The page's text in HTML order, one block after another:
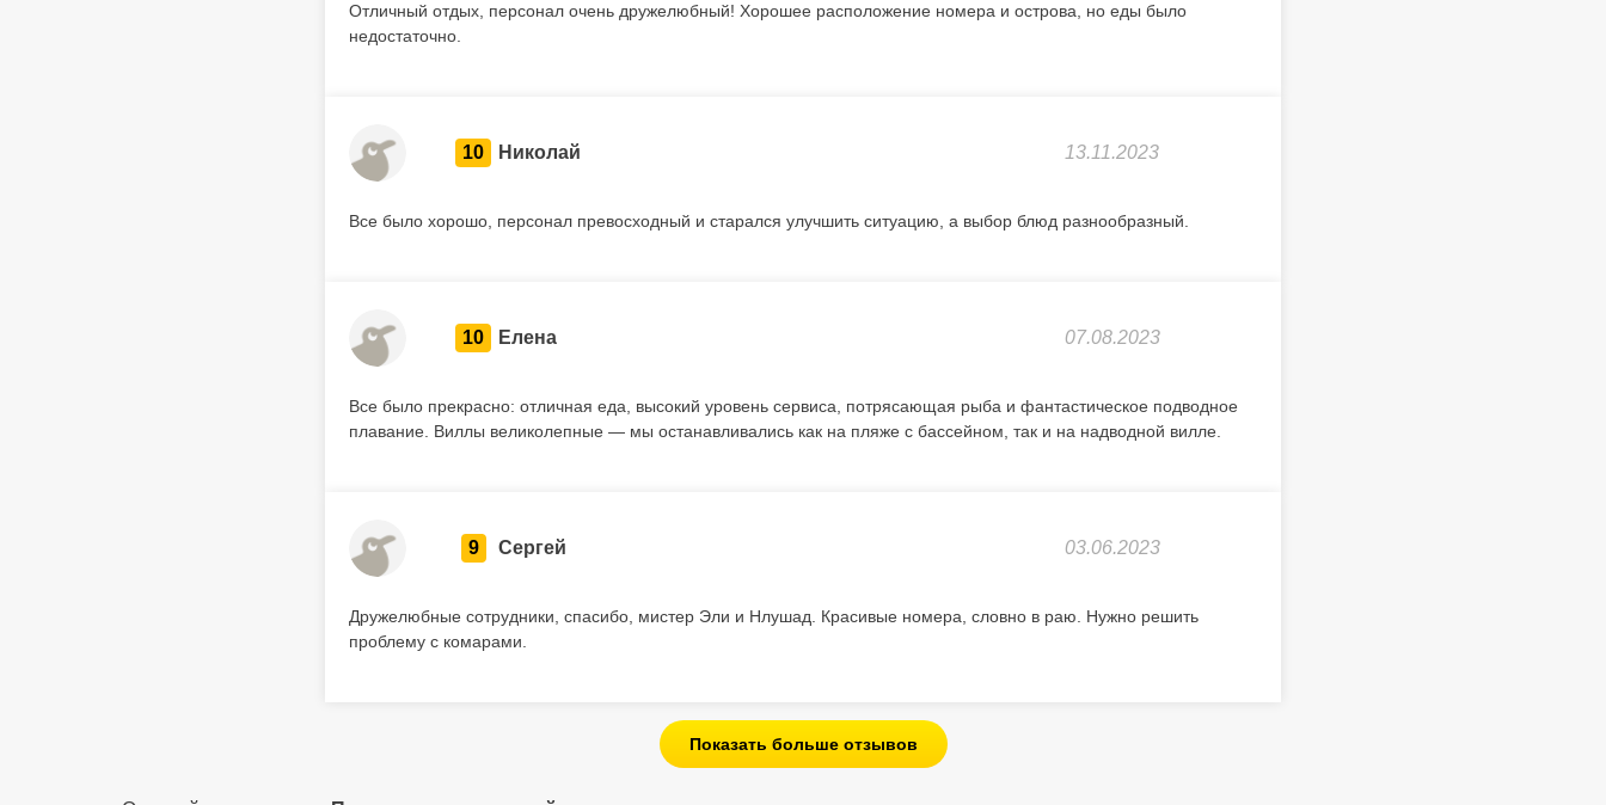
Отличный отдых, персонал очень дружелюбный! Хорошее расположение номера и острова, но еды было
недостаточно.
10 Николай 13.11.2023
Все было хорошо, персонал превосходный и старался улучшить ситуацию, а выбор блюд разнообразный.
10 Елена 07.08.2023
Все было прекрасно: отличная еда, высокий уровень сервиса, потрясающая рыба и фантастическое подводное
плавание. Виллы великолепные — мы останавливались как на пляже с бассейном, так и на надводной вилле.
9 Сергей 03.06.2023
Дружелюбные сотрудники, спасибо, мистер Эли и Нлушад. Красивые номера, словно в раю. Нужно решить
проблему с комарами.
Показать больше отзывов